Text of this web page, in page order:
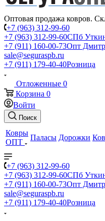
Оптовая продажа ковров.
+7 (963) 312-99-60
+7 (963) 312-99-60СПб
+7 (911) 160-00-73Опт
sale@seguraspb.ru
+7 (911) 179-40-40Розница
Отложенные 0
Корзина 0
Войти
Поиск
Ковры
ОПТ
Паласы Дорожки
+7 (963) 312-99-60
+7 (963) 312-99-60СПб
+7 (911) 160-00-73Опт
sale@seguraspb.ru
+7 (911) 179-40-40Розница